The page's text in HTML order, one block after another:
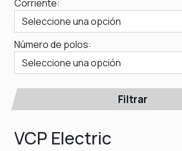
Corriente:
Número de polos:
Filtrar
VCP Electric